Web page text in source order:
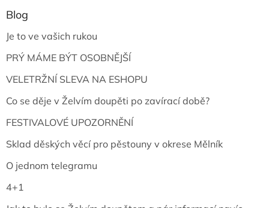
Blog
Je to ve vašich rukou
PRÝ MÁME BÝT OSOBNĚJŠÍ
VELETRŽNÍ SLEVA NA ESHOPU
Co se děje v Želvím doupěti po zavírací době?
FESTIVALOVÉ UPOZORNĚNÍ
Sklad děských věcí pro pěstouny v okrese Mělník
O jednom telegramu
4+1